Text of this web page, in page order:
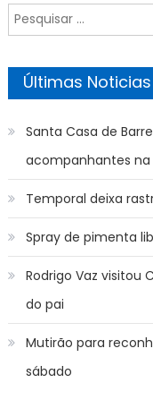
Pesquisar
por:
Últimas Noticias
Santa Casa de
acompanhantes na
Temporal deixa
Spray de pimenta
Rodrigo Vaz visitou
do pai
Mutirão para
sábado